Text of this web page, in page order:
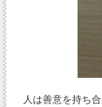
人は善意を持ち合